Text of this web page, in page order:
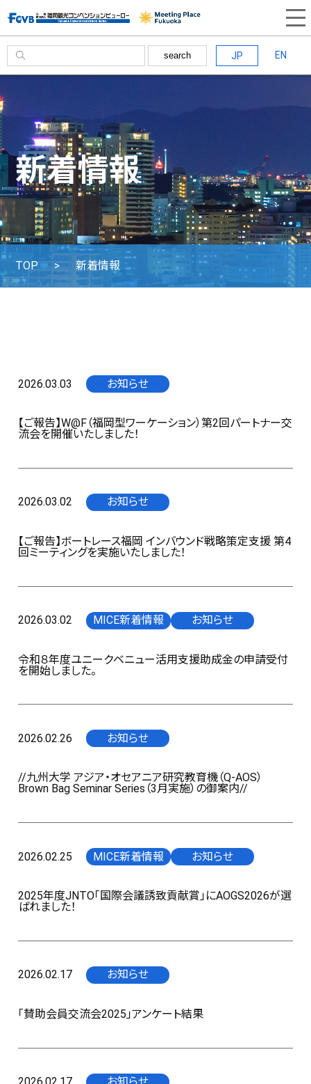
search JP EN
新着情報
TOP 新着情報
2026.03.03 お知らせ
【ご報告】W@F（福岡型ワーケーション）第2回パートナー交
流会を開催いたしました！
2026.03.02 お知らせ
【ご報告】ボートレース福岡 インバウンド戦略策定支援 第4
回ミーティングを実施いたしました！
2026.03.02 MICE新着情報 お知らせ
令和８年度ユニークベニュー活用支援助成金の申請受付
を開始しました。
2026.02.26 お知らせ
//九州大学 アジア・オセアニア研究教育機（Q-AOS）
Brown Bag Seminar Series（3月実施）の御案内//
2026.02.25 MICE新着情報 お知らせ
2025年度JNTO「国際会議誘致貢献賞」にAOGS2026が選
ばれました！
2026.02.17 お知らせ
「賛助会員交流会2025」アンケート結果